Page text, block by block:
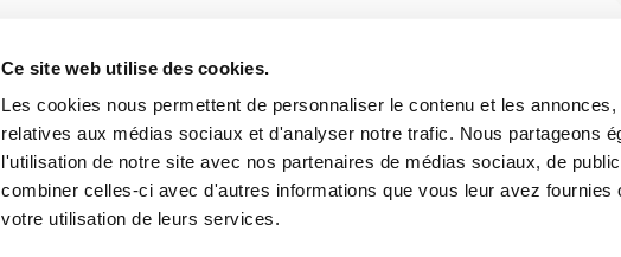
Ce site web utilise des cookies.
Les cookies nous permettent de personnaliser le contenu et les
relatives aux médias sociaux et d'analyser notre trafic. Nous partageons
l'utilisation de notre site avec nos partenaires de médias sociaux, de
combiner celles-ci avec d'autres informations que vous leur avez fournies
votre utilisation de leurs services.